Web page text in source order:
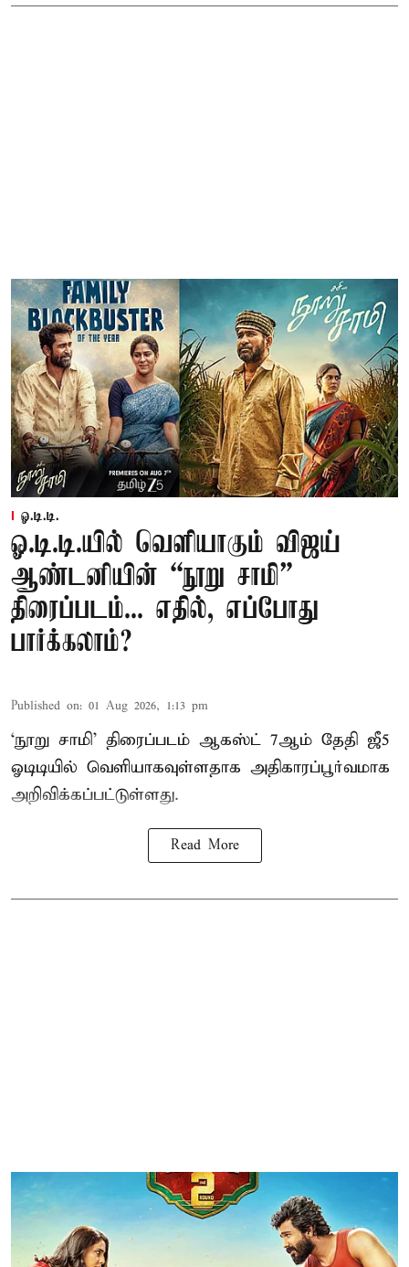
ஓ.டி.டி.
ஓ.டி.டி.யில் வெளியாகும் விஜய்
ஆண்டனியின் “நூறு சாமி”
திரைப்படம்... எதில், எப்போது
பார்க்கலாம்?
Published on: 01 Aug 2026, 1:13 pm
‘நூறு சாமி’ திரைப்படம் ஆகஸ்ட் 7ஆம் தேதி ஜீ5
ஓடிடியில் வெளியாகவுள்ளதாக அதிகாரப்பூர்வமாக
அறிவிக்கப்பட்டுள்ளது.
Read More